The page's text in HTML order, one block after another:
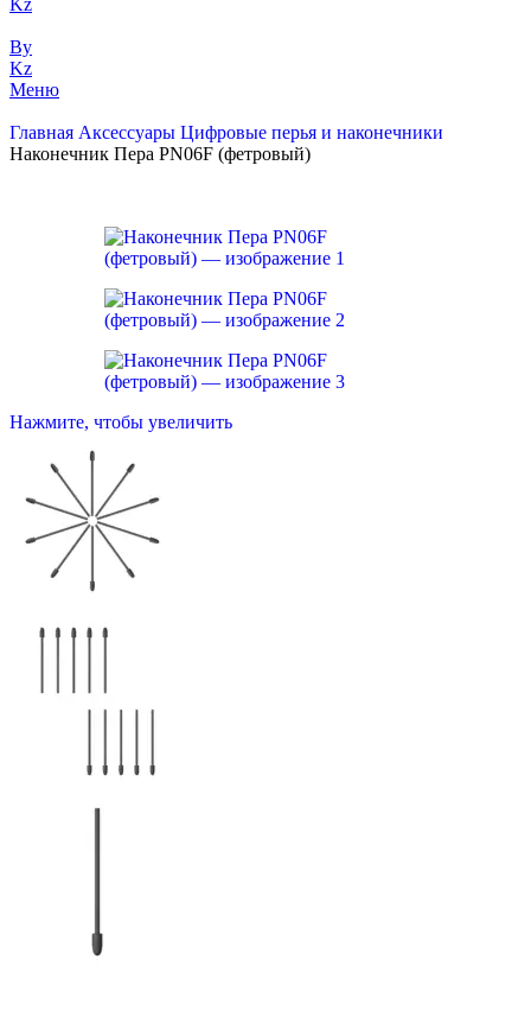
Kz
By
Kz
Меню
Главная Аксессуары Цифровые перья и наконечники
Наконечник Пера PN06F (фетровый)
Нажмите, чтобы увеличить